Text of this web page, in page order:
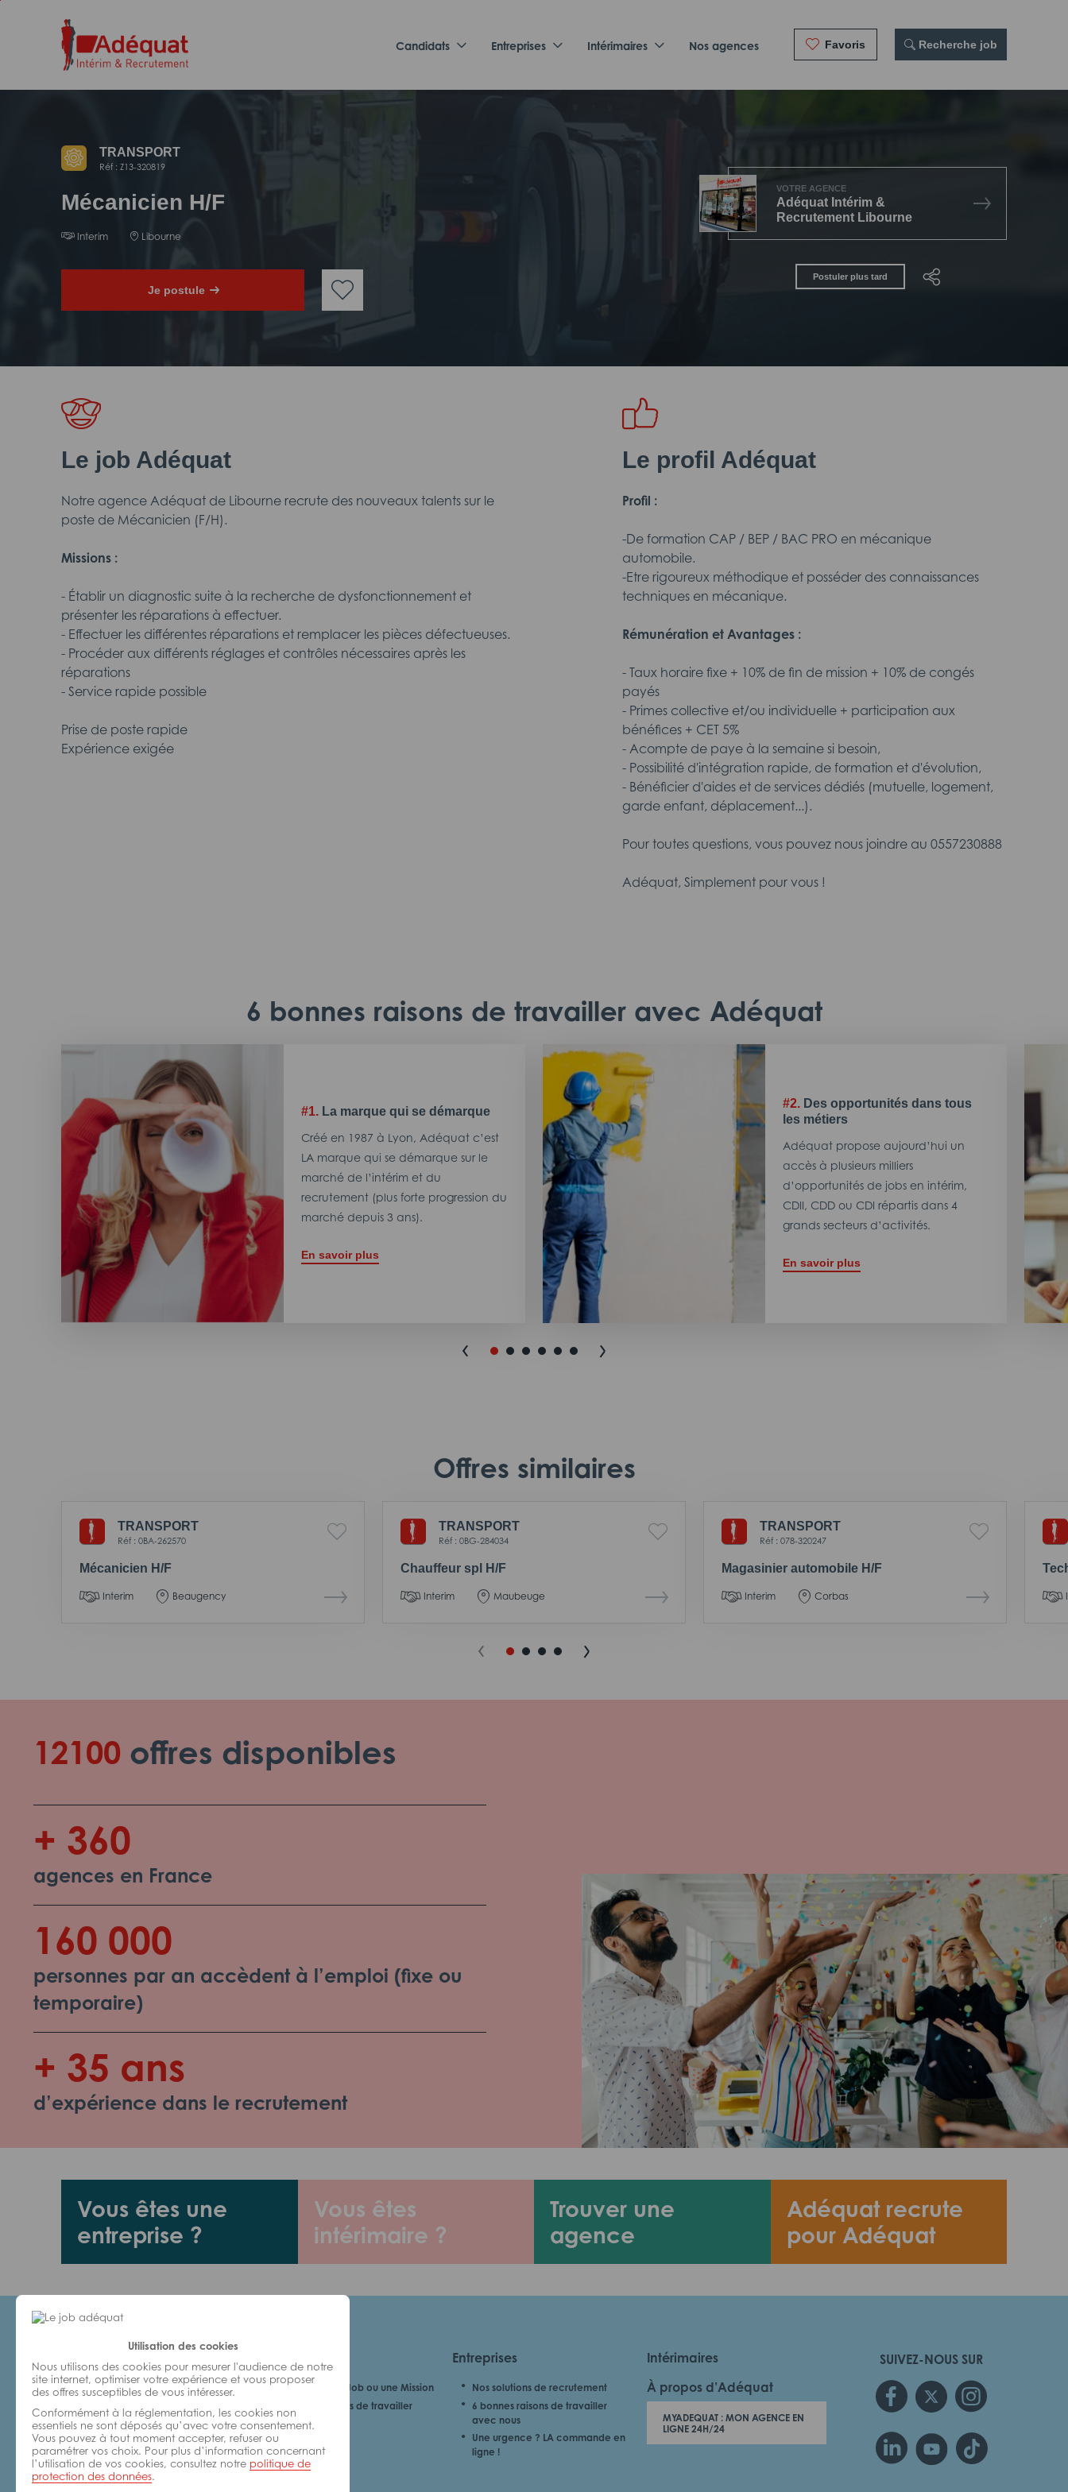
Utilisation des cookies
Nous utilisons des cookies pour mesurer l'audience de notre
site internet, optimiser votre expérience et vous proposer
des offres susceptibles de vous intéresser.
Conformément à la réglementation, les cookies non
essentiels ne sont déposés qu’avec votre consentement.
Vous pouvez à tout moment accepter, refuser ou
paramétrer vos choix. Pour plus d’information concernant
l’utilisation de vos cookies, consultez notre politique de
protection des données.
navigation
Candidats Entreprises Intérimaires Nos agences Favoris Recherche job
TRANSPORT
Réf : Z13-320819
Mécanicien H/F
Interim Libourne
Je postule
VOTRE AGENCE
Adéquat Intérim &
Recrutement Libourne
Postuler plus tard
Le job Adéquat
Notre agence Adéquat de Libourne recrute des nouveaux talents sur le
poste de Mécanicien (F/H).
Missions :
- Établir un diagnostic suite à la recherche de dysfonctionnement et
présenter les réparations à effectuer.
- Effectuer les différentes réparations et remplacer les pièces défectueuses.
- Procéder aux différents réglages et contrôles nécessaires après les
réparations
- Service rapide possible
Prise de poste rapide
Expérience exigée
Le profil Adéquat
Profil :
-De formation CAP / BEP / BAC PRO en mécanique
automobile.
-Etre rigoureux méthodique et posséder des connaissances
techniques en mécanique.
Rémunération et Avantages :
- Taux horaire fixe + 10% de fin de mission + 10% de congés
payés
- Primes collective et/ou individuelle + participation aux
bénéfices + CET 5%
- Acompte de paye à la semaine si besoin,
- Possibilité d'intégration rapide, de formation et d'évolution,
- Bénéficier d'aides et de services dédiés (mutuelle, logement,
garde enfant, déplacement...).
Pour toutes questions, vous pouvez nous joindre au 0557230888
Adéquat, Simplement pour vous !
6 bonnes raisons de travailler avec Adéquat
#1. La marque qui se démarque
Créé en 1987 à Lyon, Adéquat c’est
LA marque qui se démarque sur le
marché de l’intérim et du
recrutement (plus forte progression du
marché depuis 3 ans).
En savoir plus
#2. Des opportunités dans tous
les métiers
Adéquat propose aujourd’hui un
accès à plusieurs milliers
d’opportunités de jobs en intérim,
CDII, CDD ou CDI répartis dans 4
grands secteurs d’activités.
En savoir plus
Offres similaires
TRANSPORT
Réf : 0BA-262570
Mécanicien H/F
Interim Beaugency
TRANSPORT
Réf : 0BG-284034
Chauffeur spl H/F
Interim Maubeuge
TRANSPORT
Réf : 078-320247
Magasinier automobile H/F
Interim Corbas
12100 offres disponibles
+ 360
agences en France
160 000
personnes par an accèdent à l’emploi (fixe ou
temporaire)
+ 35 ans
d’expérience dans le recrutement
Vous êtes une
entreprise ?
Vous êtes
intérimaire ?
Trouver une
agence
Adéquat recrute
pour Adéquat
SUIVEZ-NOUS SUR
Je cherche un Job ou une Mission
6 bonnes raisons de travailler
avec nous
Entreprises
Nos solutions de recrutement
6 bonnes raisons de travailler
avec nous
Une urgence ? LA commande en
ligne !
Intérimaires
À propos d’Adéquat
MYADEQUAT : MON AGENCE EN
LIGNE 24H/24